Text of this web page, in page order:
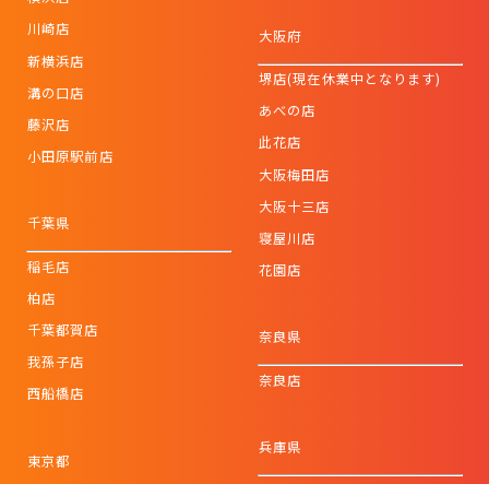
川崎店
新横浜店
溝の口店
藤沢店
小田原駅前店
千葉県
稲毛店
柏店
千葉都賀店
我孫子店
西船橋店
東京都
大阪府
堺店(現在休業中となります)
あべの店
此花店
大阪梅田店
大阪十三店
寝屋川店
花園店
奈良県
奈良店
兵庫県